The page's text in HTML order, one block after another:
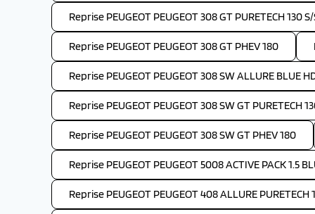
Reprise PEUGEOT PEUGEOT 308 GT PURETECH 130
Reprise PEUGEOT PEUGEOT 308 GT PHEV 180
Reprise PEUGEOT PEUGEOT 308 SW ALLURE BLUE
Reprise PEUGEOT PEUGEOT 308 SW GT PURETECH
Reprise PEUGEOT PEUGEOT 308 SW GT PHEV 180
Reprise PEUGEOT PEUGEOT 5008 ACTIVE PACK 1.5
Reprise PEUGEOT PEUGEOT 408 ALLURE PURETECH